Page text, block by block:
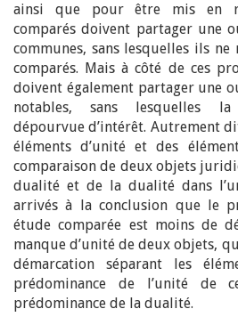
ainsi que pour être mis en
comparés doivent partager une
communes, sans lesquelles ils ne
comparés. Mais à côté de ces
doivent également partager une
notables, sans lesquelles la
dépourvue d’intérêt. Autrement
éléments d’unité et des
comparaison de deux objets
dualité et de la dualité dans
arrivés à la conclusion que le
étude comparée est moins de
manque d’unité de deux objets,
démarcation séparant les
prédominance de l’unité de
prédominance de la dualité.